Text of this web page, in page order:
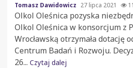
Tomasz Dawidowicz 27 lipca 2021
Olkol Oleśnica pozyska
Olkol Oleśnica w konsorcjum z
Wrocławską otrzymała dotację
Centrum Badań i Rozwoju.
26... Czytaj dalej